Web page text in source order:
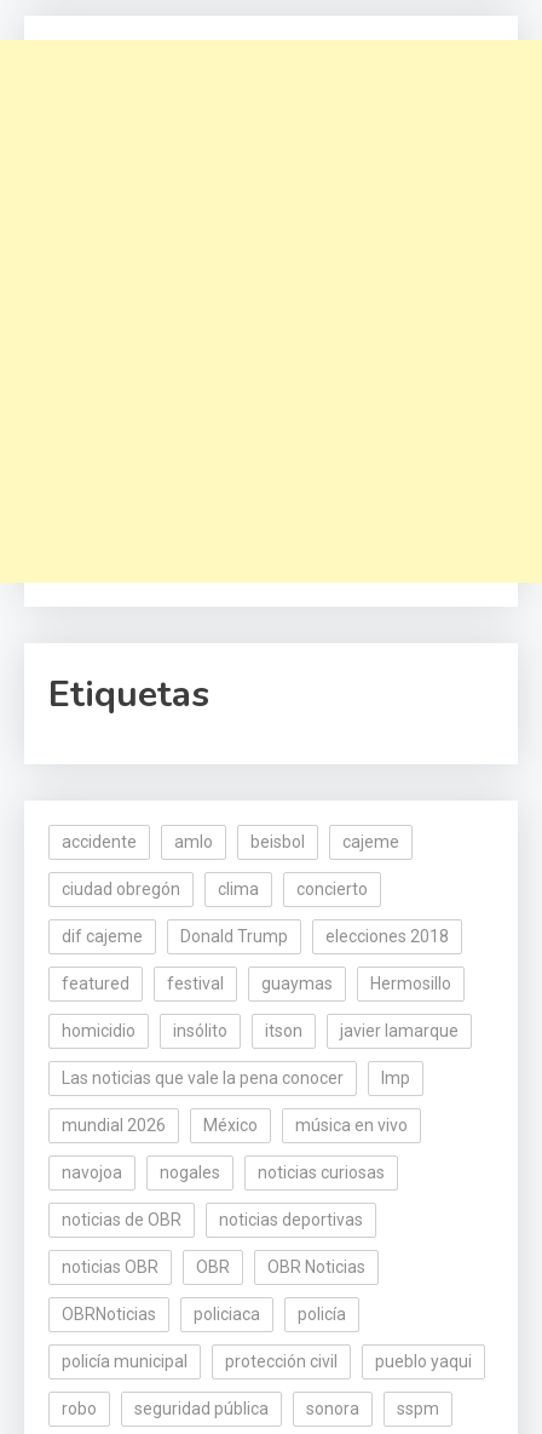
Etiquetas
accidente amlo beisbol cajeme
ciudad obregón clima concierto
dif cajeme Donald Trump elecciones 2018
featured festival guaymas Hermosillo
homicidio insólito itson javier lamarque
Las noticias que vale la pena conocer lmp
mundial 2026 México música en vivo
navojoa nogales noticias curiosas
noticias de OBR noticias deportivas
noticias OBR OBR OBR Noticias
OBRNoticias policiaca policía
policía municipal protección civil pueblo yaqui
robo seguridad pública sonora sspm